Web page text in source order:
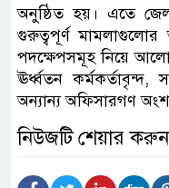
অনুষ্ঠিত হয়। এতে
গুরুত্বপূর্ণ
পদক্ষেপসমূহ নিয়ে
ঊর্ধ্বতন
অন্যান্য অফিসারগণ
নিউজটি শেয়ার করুন